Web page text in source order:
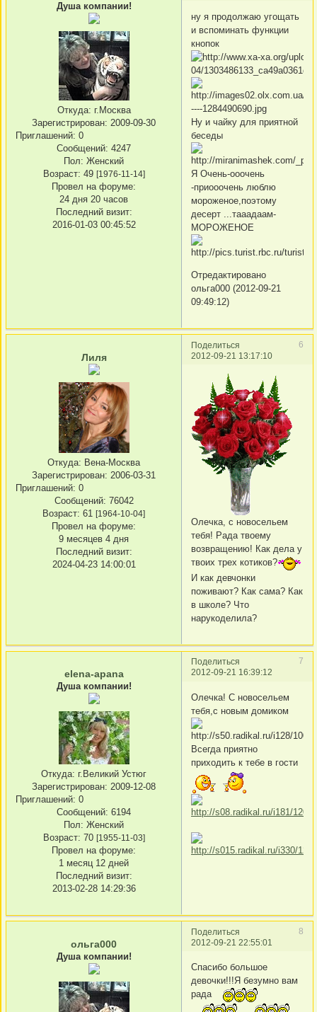
Душа компании!
Откуда: г.Москва
Зарегистрирован: 2009-09-30
Приглашений: 0
Сообщений: 4247
Пол: Женский
Возраст: 49 [1976-11-14]
Провел на форуме:
24 дня 20 часов
Последний визит:
2016-01-03 00:45:52
ну я продолжаю угощать
и вспоминать функции
кнопок
Ну и чайку для приятной
беседы
Я Очень-ооочень
-приооочень люблю
мороженое,поэтому
десерт ...тааадаам-
МОРОЖЕНОЕ
Отредактировано
ольга000 (2012-09-21
09:49:12)
Поделиться
6
2012-09-21 13:17:10
Лиля
Откуда: Вена-Москва
Зарегистрирован: 2006-03-31
Приглашений: 0
Сообщений: 76042
Возраст: 61 [1964-10-04]
Провел на форуме:
9 месяцев 4 дня
Последний визит:
2024-04-23 14:00:01
Олечка, с новосельем
тебя! Рада твоему
возвращению! Как дела у
твоих трех котиков?
И как девчонки
поживают? Как сама? Как
в школе? Что
нарукоделила?
Поделиться
7
2012-09-21 16:39:12
elena-apana
Душа компании!
Откуда: г.Великий Устюг
Зарегистрирован: 2009-12-08
Приглашений: 0
Сообщений: 6194
Пол: Женский
Возраст: 70 [1955-11-03]
Провел на форуме:
1 месяц 12 дней
Последний визит:
2013-02-28 14:29:36
Олечка! С новосельем
тебя,с новым домиком
Всегда приятно
приходить к тебе в гости
Поделиться
8
2012-09-21 22:55:01
ольга000
Душа компании!
Спасибо большое
девочки!!!Я безумно вам
рада